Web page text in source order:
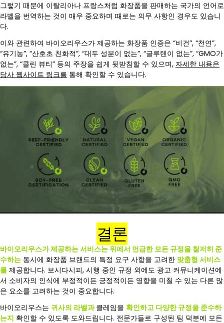
그렇기 때문에 이탈리아나 프랑스처럼 화장품을 판매하는 국가의 언어로
라벨을 번역하는 것이 매우 중요하며 때로는 의무 사항인 경우도 있습니
다.
이와 관련하여 바이오리우스가 제공하는 화장품 인증은 “비건”, “천연”,
“유기농”, “산호초 친화적”, “대두 성분이 없는”, “글루텐이 없는”, “GMO가
없는”, “클린 뷰티” 등의 주장을 쉽게 뒷받침할 수 있으며, 자세한 내용은
당사 웹사이트 링크를 통해 확인할 수 있습니다.
결론
바이오리우스가 제공하는 서비스는 위에서 언급한 모든 규정을 철저히 준
수하는 동시에 화장품 브랜드의 특정 요구 사항을 고려한 맞춤형 서비스
를 제공합니다. 보시다시피, 시행 중인 규정 외에도 광고 커뮤니케이션에
서 소비자의 인식에 부정적이든 긍정적이든 영향을 미칠 수 있는 다른 많
은 요소를 고려하는 것이 중요합니다.
바이오리우스는 귀사의 라벨과클레임을 확인하고 다양한 규정을 준수하
는지 확인할 수 있도록 도와드립니다. 전문가들로 구성된 팀 덕분에 모든